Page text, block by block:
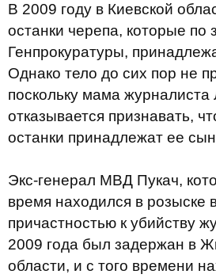
В 2009 году в Киевской
останки черепа, которые по
Генпрокуратуры,
Однако тело до сих пор не
поскольку мама журналиста
отказывается признавать,
останки принадлежат ее
Экс-генерал МВД Пукач,
время находился в розыске
причастностью к убийству
2009 года был задержан в
области, и с того времени